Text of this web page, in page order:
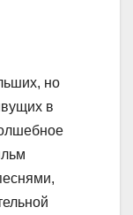
но
в